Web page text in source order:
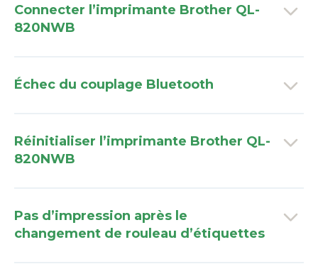
Connecter l’imprimante Brother QL-
820NWB
Échec du couplage Bluetooth
Réinitialiser l’imprimante Brother QL-
820NWB
Pas d’impression après le
changement de rouleau d’étiquettes